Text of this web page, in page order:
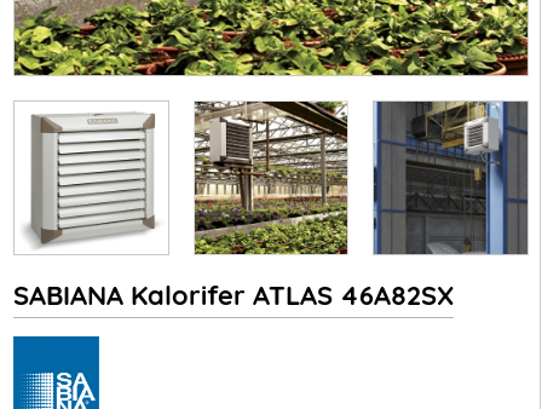
SABIANA Kalorifer ATLAS 46A82SX